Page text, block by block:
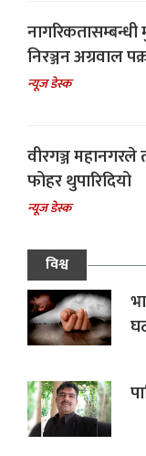
नागरिकतासम्बन्धी
निरञ्जन अग्रवाल
न्यूज डेस्क
वीरगञ्ज महानगरले
फोहर थुपारिदियो
न्यूज डेस्क
विश्व